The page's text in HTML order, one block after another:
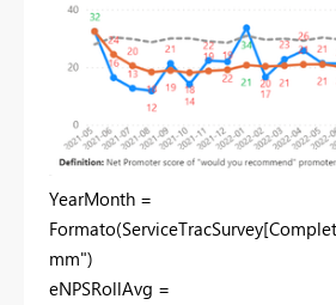
YearMonth =
Formato
mm")
eNPSRollAvg =